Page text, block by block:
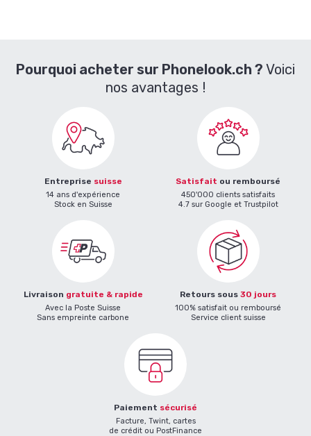
Pourquoi acheter sur Phonelook.ch ? Voici
nos avantages !
Entreprise suisse
14 ans d'expérience
Stock en Suisse
Satisfait ou remboursé
450'000 clients satisfaits
4.7 sur Google et Trustpilot
Livraison gratuite & rapide
Avec la Poste Suisse
Sans empreinte carbone
Retours sous 30 jours
100% satisfait ou remboursé
Service client suisse
Paiement sécurisé
Facture, Twint, cartes
de crédit ou PostFinance